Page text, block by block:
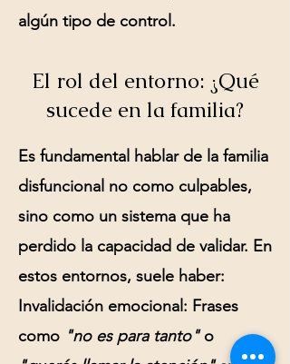
algún tipo de control.
El rol del entorno: ¿Qué
sucede en la familia?
Es fundamental hablar de la familia
disfuncional no como culpables,
sino como un sistema que ha
perdido la capacidad de validar. En
estos entornos, suele haber:
Invalidación emocional: Frases
como "no es para tanto"o